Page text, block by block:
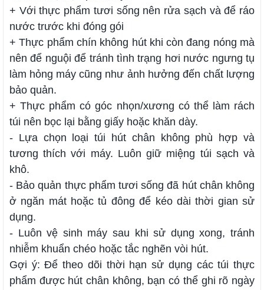
+ Với thực phẩm tươi sống nên rửa sạch và để ráo
nước trước khi đóng gói
+ Thực phẩm chín không hút khi còn đang nóng mà
nên để nguội để tránh tình trạng hơi nước ngưng tụ
làm hỏng máy cũng như ảnh hưởng đến chất lượng
bảo quản.
+ Thực phẩm có góc nhọn/xương có thể làm rách
túi nên bọc lại bằng giấy hoặc khăn dày.
- Lựa chọn loại túi hút chân không phù hợp và
tương thích với máy. Luôn giữ miệng túi sạch và
khô.
- Bảo quản thực phẩm tươi sống đã hút chân không
ở ngăn mát hoặc tủ đông để kéo dài thời gian sử
dụng.
- Luôn vệ sinh máy sau khi sử dụng xong, tránh
nhiễm khuẩn chéo hoặc tắc nghẽn vòi hút.
Gợi ý: Để theo dõi thời hạn sử dụng các túi thực
phẩm được hút chân không, bạn có thể ghi rõ ngày